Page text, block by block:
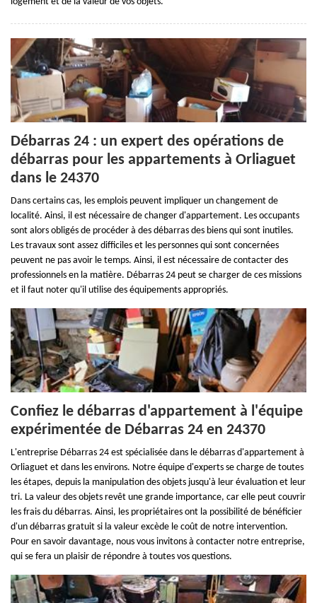
Débarras 24 : un expert des opérations de
débarras pour les appartements à Orliaguet
dans le 24370
Dans certains cas, les emplois peuvent impliquer un changement de
localité. Ainsi, il est nécessaire de changer d'appartement. Les occupants
sont alors obligés de procéder à des débarras des biens qui sont inutiles.
Les travaux sont assez difficiles et les personnes qui sont concernées
peuvent ne pas avoir le temps. Ainsi, il est nécessaire de contacter des
professionnels en la matière. Débarras 24 peut se charger de ces missions
et il faut noter qu'il utilise des équipements appropriés.
Confiez le débarras d'appartement à l'équipe
expérimentée de Débarras 24 en 24370
L'entreprise Débarras 24 est spécialisée dans le débarras d'appartement à
Orliaguet et dans les environs. Notre équipe d'experts se charge de toutes
les étapes, depuis la manipulation des objets jusqu'à leur évaluation et leur
tri. La valeur des objets revêt une grande importance, car elle peut couvrir
les frais du débarras. Ainsi, les propriétaires ont la possibilité de bénéficier
d'un débarras gratuit si la valeur excède le coût de notre intervention.
Pour en savoir davantage, nous vous invitons à contacter notre entreprise,
qui se fera un plaisir de répondre à toutes vos questions.